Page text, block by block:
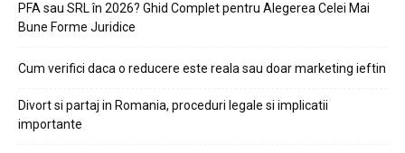
PFA sau SRL în 2026? Ghid Complet pentru Alegerea Celei Mai
Bune Forme Juridice
Cum verifici daca o reducere este reala sau doar marketing ieftin
Divort si partaj in Romania, proceduri legale si implicatii
importante